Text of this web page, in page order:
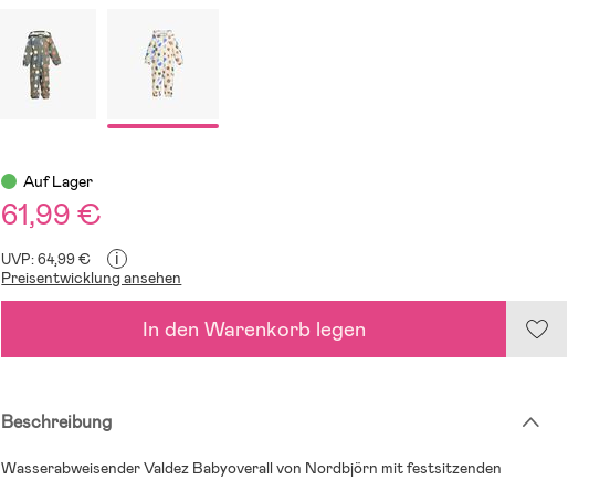
Auf Lager
61,99 €
UVP: 64,99 € i
Preisentwicklung ansehen
In den Warenkorb legen
Beschreibung
Wasserabweisender Valdez Babyoverall von Nordbjörn mit festsitzenden